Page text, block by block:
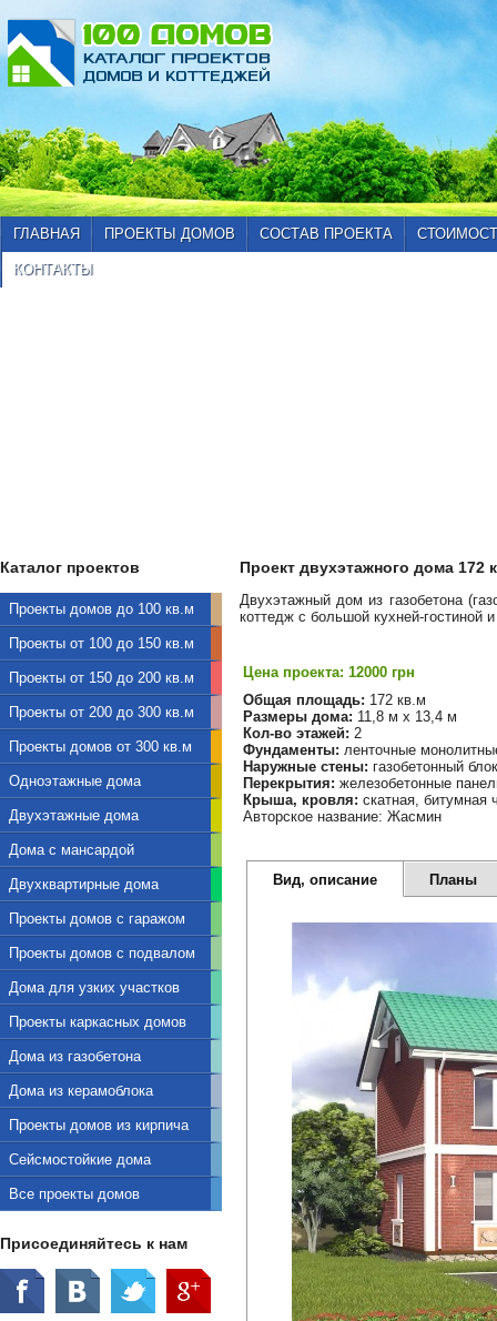
ГЛАВНАЯ ПРОЕКТЫ ДОМОВ СОСТАВ ПРОЕКТА
КОНТАКТЫ
Каталог проектов
Проекты домов до 100 кв.м
Проекты от 100 до 150 кв.м
Проекты от 150 до 200 кв.м
Проекты от 200 до 300 кв.м
Проекты домов от 300 кв.м
Одноэтажные дома
Двухэтажные дома
Дома с мансардой
Двухквартирные дома
Проекты домов с гаражом
Проекты домов с подвалом
Дома для узких участков
Проекты каркасных домов
Дома из газобетона
Дома из керамоблока
Проекты домов из кирпича
Сейсмостойкие дома
Все проекты домов
Присоединяйтесь к нам
Проект двухэтажного дома 172
Двухэтажный дом из газобетона
коттедж с большой кухней-гостиной
Цена проекта: 12000 грн
Общая площадь: 172 кв.м
Размеры дома: 11,8 м х 13,4 м
Кол-во этажей: 2
Фундаменты: ленточные
Наружные стены: газобетонный блок
Перекрытия: железобетонные
Крыша, кровля: скатная, битумная
Авторское название: Жасмин
Вид, описание Планы